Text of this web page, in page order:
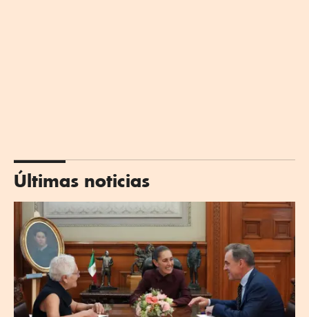
Últimas noticias